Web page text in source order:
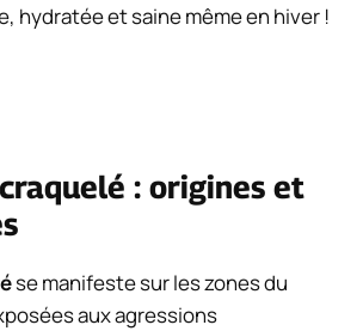
hydratée et saine même en hiver !
: origines et
se manifeste sur les zones du
aux agressions